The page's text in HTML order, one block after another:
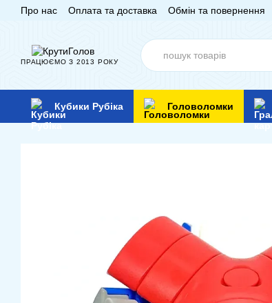
Перейти до основного контенту
Про нас Оплата та доставка Обмін та повернення
ПРАЦЮЄМО З 2013 РОКУ
Кубики Рубіка Головоломки